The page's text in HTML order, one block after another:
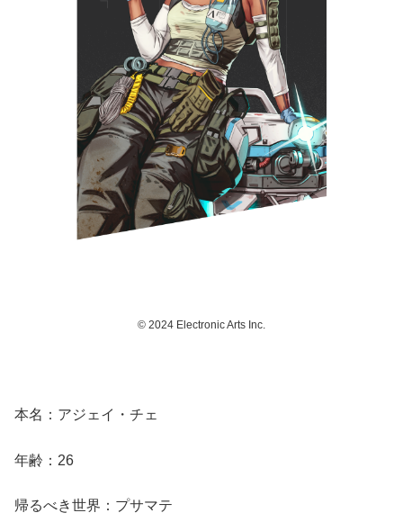
© 2024 Electronic Arts Inc.
本名：アジェイ・チェ
年齢：26
帰るべき世界：プサマテ